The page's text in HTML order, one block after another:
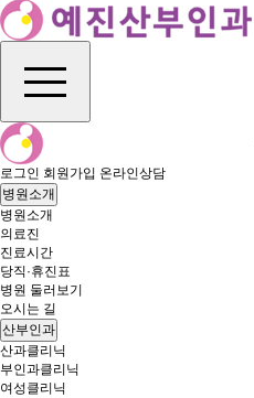
로그인 회원가입 온라인상담
병원소개
병원소개
의료진
진료시간
당직·휴진표
병원 둘러보기
오시는 길
산부인과
산과클리닉
부인과클리닉
여성클리닉